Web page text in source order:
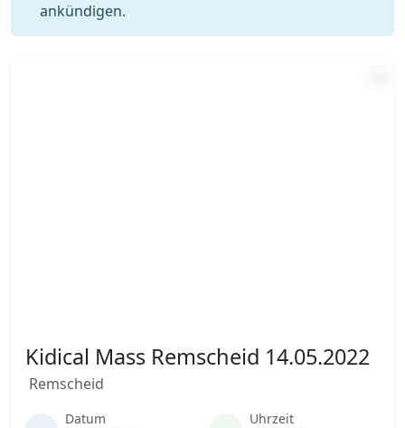
ankündigen.
Kidical Mass Remscheid 14.05.2022
Remscheid
Datum Uhrzeit